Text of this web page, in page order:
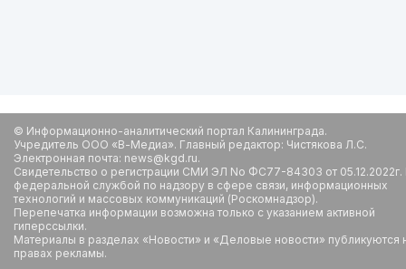
© Информационно-аналитический портал Калининграда.
Учредитель ООО «В-Медиа». Главный редактор: Чистякова Л.С.
Электронная почта: news@kgd.ru.
Свидетельство о регистрации СМИ ЭЛ No ФС77-84303 от
федеральной службой по надзору в сфере связи, информационных
технологий и массовых коммуникаций (Роскомнадзор).
Перепечатка информации возможна только с указанием активной
гиперссылки.
Материалы в разделах «Новости» и «Деловые новости» публикуются
правах рекламы.